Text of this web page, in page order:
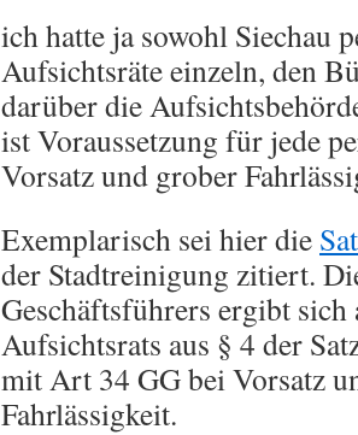
ich hatte ja sowohl Siechau
Aufsichtsräte einzeln, den
darüber die
ist Voraussetzung für jede
Vorsatz und grober
Exemplarisch sei hier die
der Stadtreinigung zitiert.
Geschäftsführers ergibt sich
Aufsichtsrats aus § 4 der
mit Art 34 GG bei Vorsatz
Fahrlässigkeit.